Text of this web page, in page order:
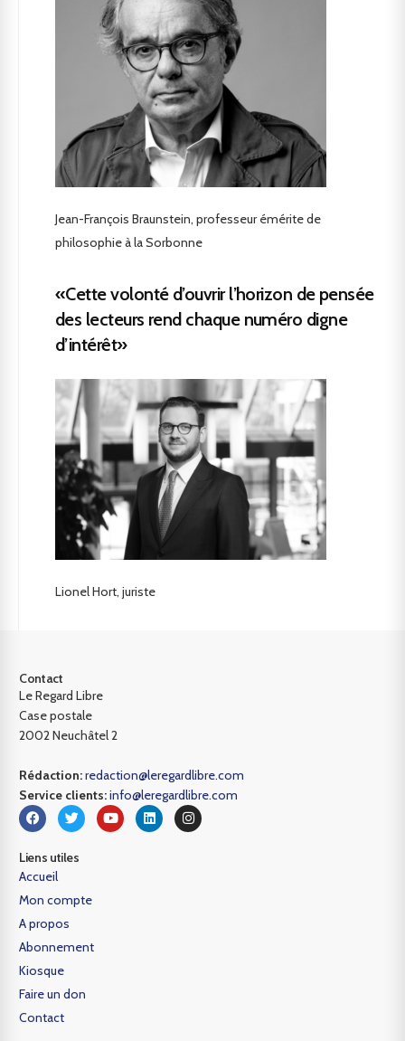
Jean-François Braunstein, professeur émérite de
philosophie à la Sorbonne
«Cette volonté d’ouvrir l’horizon de pensée
des lecteurs rend chaque numéro digne
d’intérêt»
Lionel Hort, juriste
Contact
Le Regard Libre
Case postale
2002 Neuchâtel 2
Rédaction:redaction@leregardlibre.com
Service clients:info@leregardlibre.com
Liens utiles
Accueil
Mon compte
A propos
Abonnement
Kiosque
Faire un don
Contact